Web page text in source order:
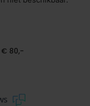
€ 80,-